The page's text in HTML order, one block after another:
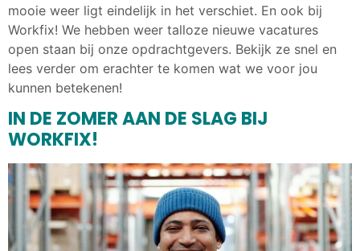
mooie weer ligt eindelijk in het verschiet. En ook bij
Workfix! We hebben weer talloze nieuwe vacatures
open staan bij onze opdrachtgevers. Bekijk ze snel en
lees verder om erachter te komen wat we voor jou
kunnen betekenen!
IN DE ZOMER AAN DE SLAG BIJ
WORKFIX!